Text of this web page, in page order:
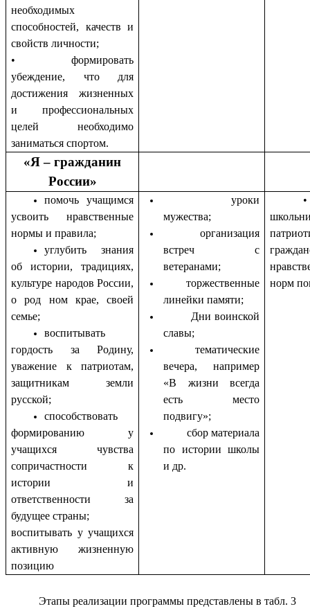
необходимых
способностей, качеств и
свойств личности;
• формировать
убеждение, что для
достижения жизненных
и профессиональных
целей необходимо
заниматься спортом.
«Я – гражданин
России»
помочь учащимся
усвоить нравственные
нормы и правила;
углубить знания
об истории, традициях,
культуре народов России,
о род ном крае, своей
семье;
воспитывать
гордость за Родину,
уважение к патриотам,
защитникам земли
русской;
способствовать
формированию у
учащихся чувства
сопричастности к
истории и
ответственности за
будущее страны;
воспитывать у учащихся
активную жизненную
позицию
уроки
мужества;
организация
встреч с
ветеранами;
торжественные
линейки памяти;
Дни воинской
славы;
тематические
вечера, например
«В жизни всегда
есть место
подвигу»;
сбор материала
по истории школы
и др.
норм
Этапы реализации программы представлены в табл. 3